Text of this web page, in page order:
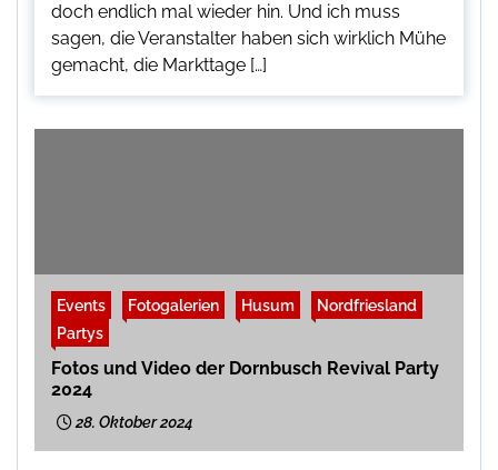
doch endlich mal wieder hin. Und ich muss
sagen, die Veranstalter haben sich wirklich Mühe
gemacht, die Markttage […]
Events Fotogalerien Husum
Nordfriesland
Partys
Fotos und Video der Dornbusch Revival Party
2024
28. Oktober 2024